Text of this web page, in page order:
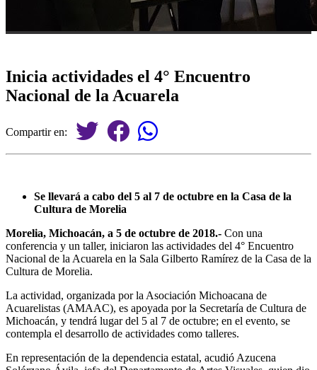
Inicia actividades el 4° Encuentro
Nacional de la Acuarela
Compartir en:
Se llevará a cabo del 5 al 7 de octubre en la Casa de la
Cultura de Morelia
Morelia, Michoacán, a 5 de octubre de 2018.- Con una
conferencia y un taller, iniciaron las actividades del 4° Encuentro
Nacional de la Acuarela en la Sala Gilberto Ramírez de la Casa de la
Cultura de Morelia.
La actividad, organizada por la Asociación Michoacana de
Acuarelistas (AMAAC), es apoyada por la Secretaría de Cultura de
Michoacán, y tendrá lugar del 5 al 7 de octubre; en el evento, se
contempla el desarrollo de actividades como talleres.
En representación de la dependencia estatal, acudió Azucena